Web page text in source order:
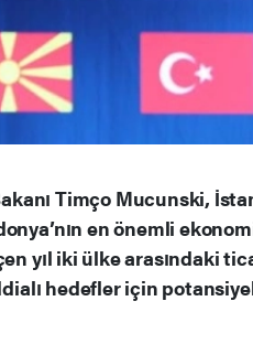
Timço Mucunski,
en önemli
yıl iki ülke arasındaki
hedefler için